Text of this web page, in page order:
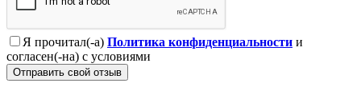
Я прочитал(-а) Политика конфиденциальности и
согласен(-на) с условиями
Отправить свой отзыв